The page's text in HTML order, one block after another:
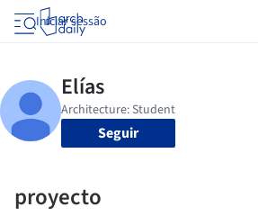
Iniciar sessão
Seguir
proyecto